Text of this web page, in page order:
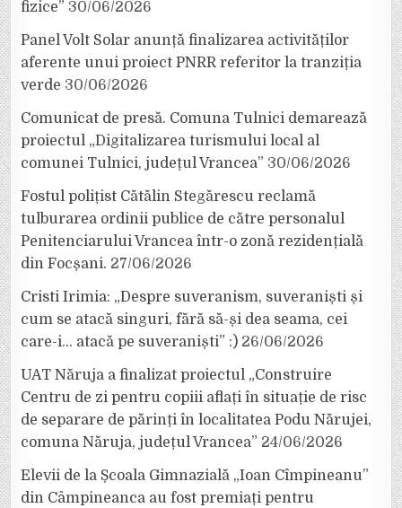
fizice” 30/06/2026
Panel Volt Solar anunță finalizarea activităților
aferente unui proiect PNRR referitor la tranziția
verde 30/06/2026
Comunicat de presă. Comuna Tulnici demarează
proiectul „Digitalizarea turismului local al
comunei Tulnici, județul Vrancea” 30/06/2026
Fostul polițist Cătălin Stegărescu reclamă
tulburarea ordinii publice de către personalul
Penitenciarului Vrancea într-o zonă rezidențială
din Focșani. 27/06/2026
Cristi Irimia: „Despre suveranism, suveraniști și
cum se atacă singuri, fără să-și dea seama, cei
care-i… atacă pe suveraniști” :) 26/06/2026
UAT Năruja a finalizat proiectul „Construire
Centru de zi pentru copiii aflați în situație de risc
de separare de părinți în localitatea Podu Nărujei,
comuna Năruja, județul Vrancea” 24/06/2026
Elevii de la Școala Gimnazială „Ioan Cîmpineanu”
din Câmpineanca au fost premiați pentru